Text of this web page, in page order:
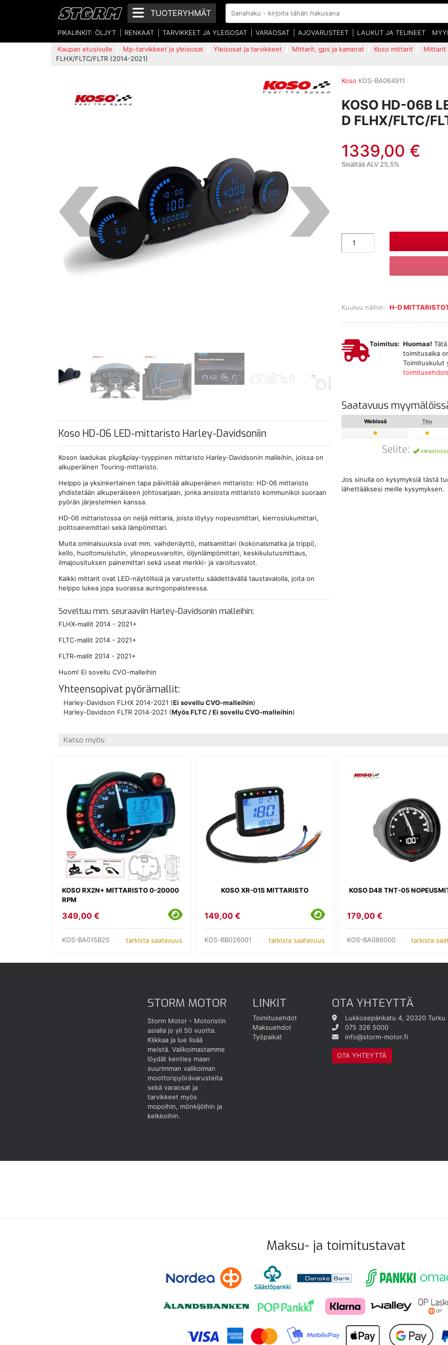
TUOTERYHMÄT
PIKALINKIT: ÖLJYT RENKAAT TARVIKKEET JA YLEISOSAT VARAOSAT AJOVARUSTEET LAUKUT JA TELINEET
Kaupan etusivulle Mp-tarvikkeet ja yleisosat Yleisosat ja tarvikkeet Mittarit, gps ja kamerat Koso mittarit Mittarit
FLHX/FLTC/FLTR (2014-2021)
Koso KOS-BA064911
KOSO HD-06B
D FLHX/FLTC/
1339,00 €
Sisältää ALV 25,5%
Kuuluu näihin: H-D
Toimitus: Huomaa!
toimitusaika
Toimituskulut
Saatavuus
Webissä Tku
Selite:
Jos sinulla on kysymyksiä tästä
lähettääksesi meille kysymyksen.
Koso HD-06 LED-mittaristo Harley-Davidsoniin
Koson laadukas plug&play-tyyppinen mittaristo Harley-Davidsonin malleihin, joissa on
alkuperäinen Touring-mittaristo.
Helppo ja yksinkertainen tapa päivittää alkuperäinen mittaristo: HD-06 mittaristo
yhdistetään alkuperäiseen johtosarjaan, jonka ansiosta mittaristo kommunikoi suoraan
pyörän järjestelmien kanssa.
HD-06 mittaristossa on neljä mittaria, joista löytyy nopeusmittari, kierroslukumittari,
polttoainemittari sekä lämpömittari.
Muita ominaisuuksia ovat mm. vaihdenäyttö, matkamittari (kokonaismatka ja trippi),
kello, huoltomuistutin, ylinopeusvaroitin, öljynlämpömittari, keskikulutusmittaus,
ilmajousituksen painemittari sekä useat merkki- ja varoitusvalot.
Kaikki mittarit ovat LED-näytöllisiä ja varustettu säädettävällä taustavalolla, joita on
helppo lukea jopa suorassa auringonpaisteessa.
Soveltuu mm. seuraaviin Harley-Davidsonin malleihin:
FLHX-mallit 2014 - 2021+
FLTC-mallit 2014 - 2021+
FLTR-mallit 2014 - 2021+
Huom! Ei sovellu CVO-malleihin
Yhteensopivat pyörämallit:
Harley-Davidson FLHX 2014-2021 (Ei sovellu CVO-malleihin)
Harley-Davidson FLTR 2014-2021 (Myös FLTC / Ei sovellu CVO-malleihin)
Katso myös:
KOSO RX2N+ MITTARISTO 0-20000
RPM
349,00 €
KOS-BA015B25 tarkista saatavuus
KOSO XR-01S MITTARISTO
149,00 €
KOS-BB026001 tarkista saatavuus
KOSO D48 TNT-05
179,00 €
KOS-BA086000 tarkista
STORM MOTOR
Storm Motor - Motoristin
asialla jo yli 50 vuotta.
Klikkaa ja lue lisää
meistä. Valikoimastamme
löydät kenties maan
suurimman valikoiman
moottoripyörävarusteita
sekä varaosat ja
tarvikkeet myös
mopoihin, mönkijöihin ja
kelkkoihin.
LINKIT
Toimitusehdot
Maksuehdot
Työpaikat
OTA YHTEYTTÄ
Lukkosepänkatu 4, 20320 Turku
075 326 5000
info@storm-motor.fi
OTA YHTEYTTÄ
Maksu- ja toimitustavat